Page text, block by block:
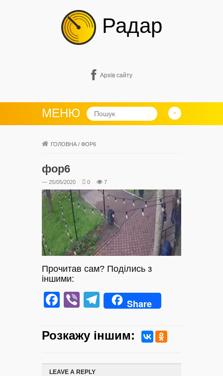
Радар
Архів сайту
МЕНЮ
ГОЛОВНА / ФОР6
фор6
— 25/05/2020 0 7
Прочитав сам? Поділись з
іншими:
Facebook
ViberTelegram
Share
Розкажу iншим:
LEAVE A REPLY